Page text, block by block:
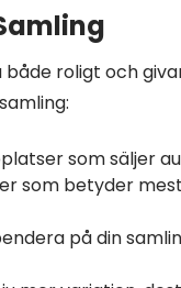
roligt och
som säljer
som betyder
på din